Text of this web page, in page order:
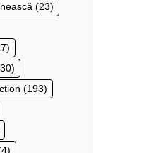
(23)
(193)